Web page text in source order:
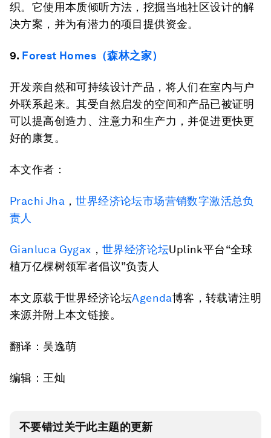
织。它使用本质倾听方法，挖掘当地社区设计的解
决方案，并为有潜力的项目提供资金。
9. Forest Homes（森林之家）
开发亲自然和可持续设计产品，将人们在室内与户
外联系起来。其受自然启发的空间和产品已被证明
可以提高创造力、注意力和生产力，并促进更快更
好的康复。
本文作者：
Prachi Jha ，世界经济论坛市场营销数字激活总负
责人
Gianluca Gygax ，世界经济论坛Uplink平台“全球
植万亿棵树领军者倡议”负责人
本文原载于世界经济论坛Agenda博客，转载请注明
来源并附上本文链接。
翻译：吴逸萌
编辑：王灿
不要错过关于此主题的更新